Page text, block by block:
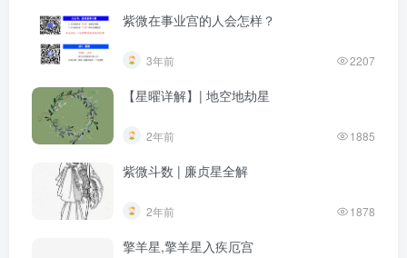
紫微在事业宫的人会怎样？
3年前 2207
【星曜详解】| 地空地劫星
2年前 1885
紫微斗数 | 廉贞星全解
2年前 1878
擎羊星,擎羊星入疾厄宫